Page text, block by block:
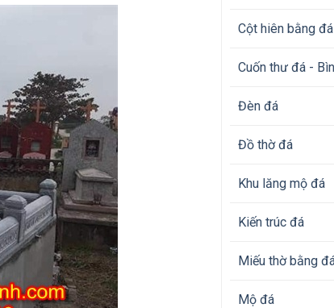
Cột hiên bằng đá
Cuốn thư đá -
Đèn đá
Đồ thờ đá
Khu lăng mộ đá
Kiến trúc đá
Miếu thờ bằng
Mộ đá